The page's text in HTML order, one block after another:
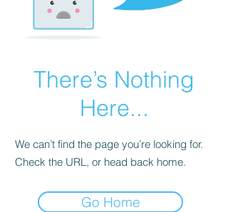
There’s Nothing
Here...
We can’t find the page you’re looking for.
Check the URL, or head back home.
Go Home